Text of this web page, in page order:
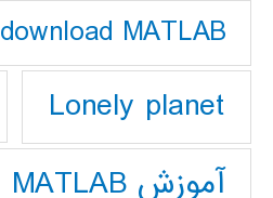
download MATLAB
Lonely planet
آموزش MATLAB